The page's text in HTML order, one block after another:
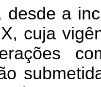
desde a
, cuja